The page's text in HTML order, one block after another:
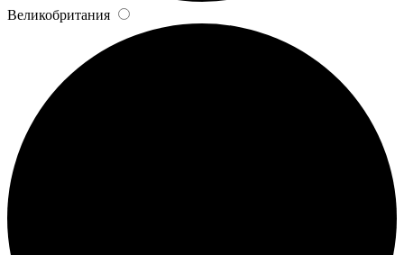
Великобритания